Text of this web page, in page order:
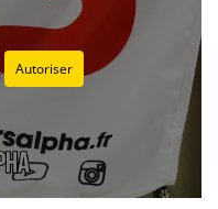
Autoriser